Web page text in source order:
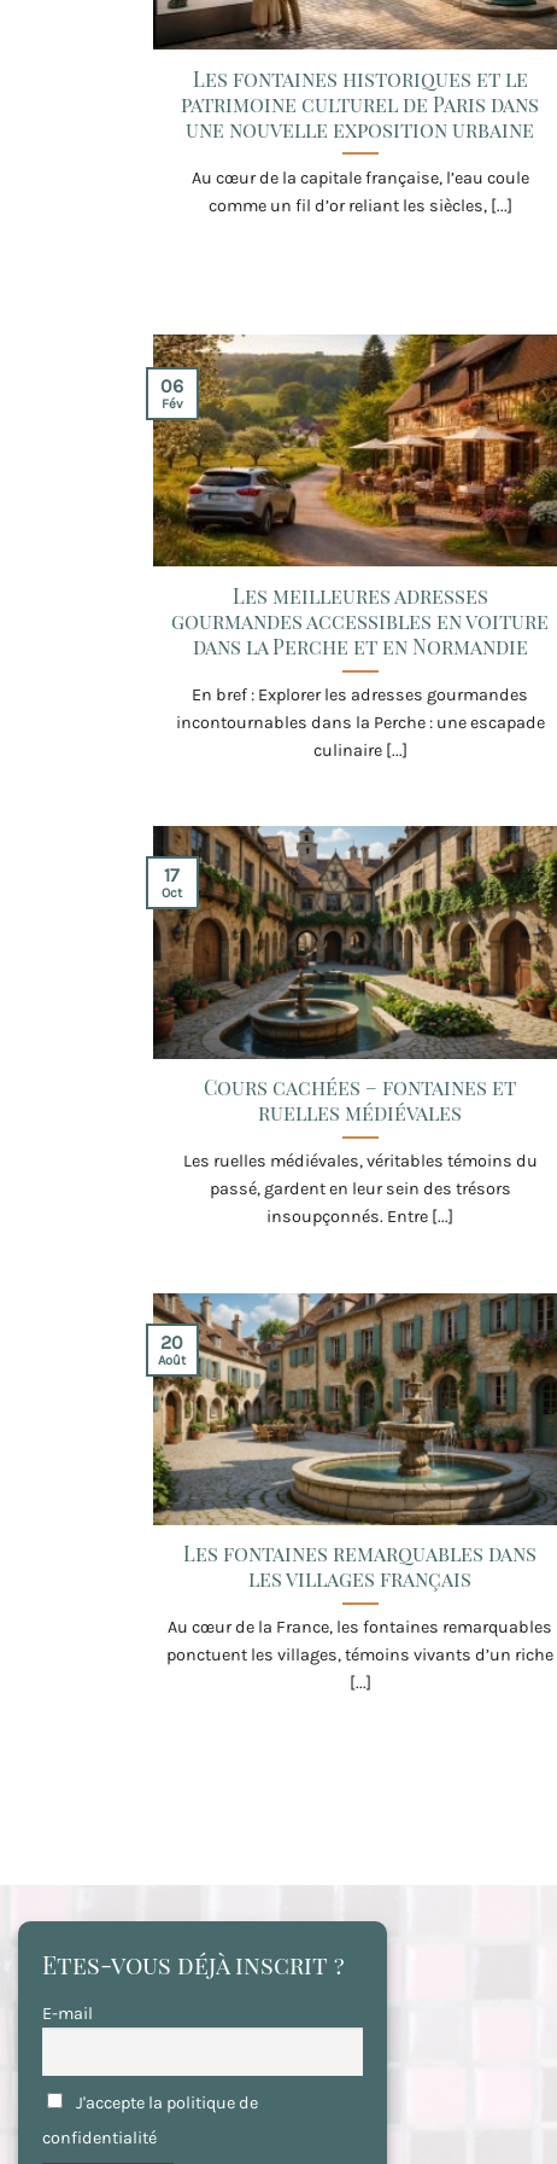
Les fontaines historiques et le
patrimoine culturel de Paris dans
une nouvelle exposition urbaine
Au cœur de la capitale française, l’eau coule
comme un fil d’or reliant les siècles, [...]
Les meilleures adresses
gourmandes accessibles en voiture
dans la Perche et en Normandie
En bref : Explorer les adresses gourmandes
incontournables dans la Perche : une escapade
culinaire [...]
06
Fév
Cours cachées – fontaines et
ruelles médiévales
Les ruelles médiévales, véritables témoins du
passé, gardent en leur sein des trésors
insoupçonnés. Entre [...]
17
Oct
Les fontaines remarquables dans
les villages français
Au cœur de la France, les fontaines remarquables
ponctuent les villages, témoins vivants d’un riche
[...]
20
Août
Etes-vous déjà inscrit ?
E-mail
J'accepte la politique de
confidentialité